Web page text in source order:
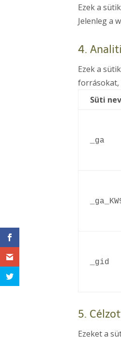
Ezek a
Jelenleg a
4.
Ezek a
forrásokat,
Süti
_ga
_gid
5.
Ezeket a